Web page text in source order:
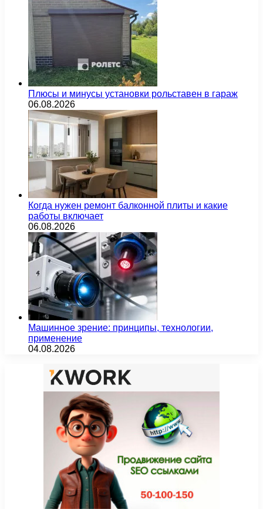
Плюсы и минусы установки рольставен в гараж
06.08.2026
Когда нужен ремонт балконной плиты и какие
работы включает
06.08.2026
Машинное зрение: принципы, технологии,
применение
04.08.2026